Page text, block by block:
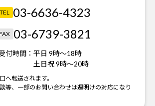
TEL 03-6636-4323
03-6739-3821
付時間： 平日 9時～18時
土日祝 9時～20時
へ転送されます。
等、一部のお問い合わせは週明けの対応になり